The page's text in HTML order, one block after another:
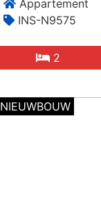
Appartement
INS-N9575
2
NIEUWBOUW